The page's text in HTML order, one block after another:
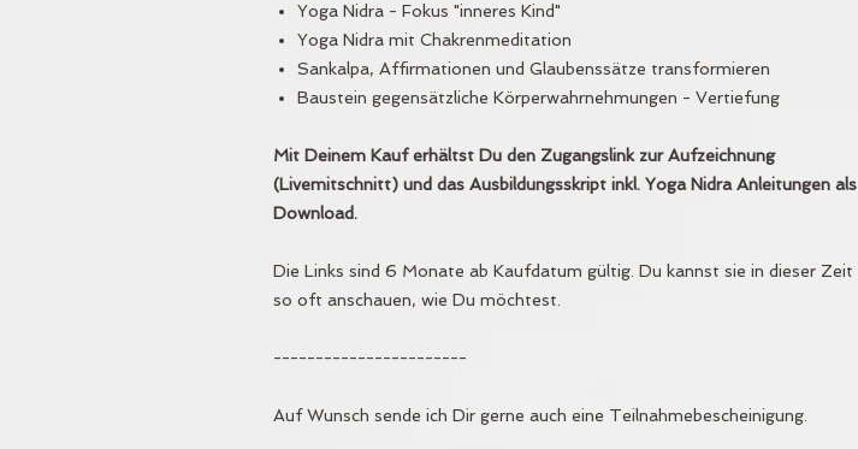
Yoga Nidra - Fokus "inneres Kind"
Yoga Nidra mit Chakrenmeditation
Sankalpa, Affirmationen und Glaubenssätze transformieren
Baustein gegensätzliche Körperwahrnehmungen - Vertiefung
Mit Deinem Kauf erhältst Du den Zugangslink zur Aufzeichnung
(Livemitschnitt) und das Ausbildungsskript inkl. Yoga Nidra Anleitungen als
Download.
Die Links sind 6 Monate ab Kaufdatum gültig. Du kannst sie in dieser Zeit
so oft anschauen, wie Du möchtest.
-----------------------
Auf Wunsch sende ich Dir gerne auch eine Teilnahmebescheinigung.